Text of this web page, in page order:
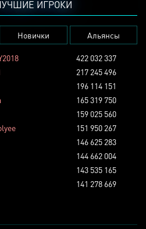
ИГРОКИ
Новички Альянсы
422 032 337
217 245 496
196 114 151
165 319 750
159 025 560
151 950 267
146 625 283
144 662 004
143 535 165
141 278 669